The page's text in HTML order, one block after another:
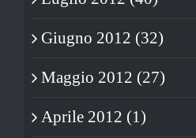
Giugno 2012 (32)
Maggio 2012 (27)
Aprile 2012 (1)